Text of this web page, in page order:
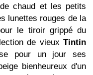
chaud et les petits
lunettes rouges de la
le tiroir grippé du
de vieux Tintin
pour un jour ses
bienheureux d'un